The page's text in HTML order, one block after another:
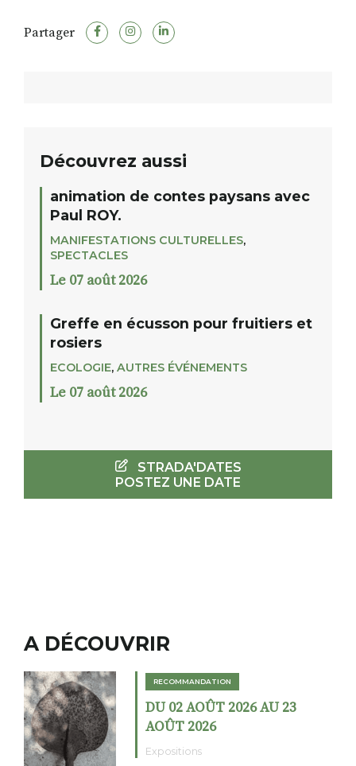
Partager
Découvrez aussi
animation de contes paysans avec
Paul ROY.
MANIFESTATIONS CULTURELLES,
SPECTACLES
Le 07 août 2026
Greffe en écusson pour fruitiers et
rosiers
ECOLOGIE, AUTRES ÉVÉNEMENTS
Le 07 août 2026
STRADA'DATES
POSTEZ UNE DATE
A DÉCOUVRIR
RECOMMANDATION
DU 02 AOÛT 2026 AU 23
AOÛT 2026
Expositions